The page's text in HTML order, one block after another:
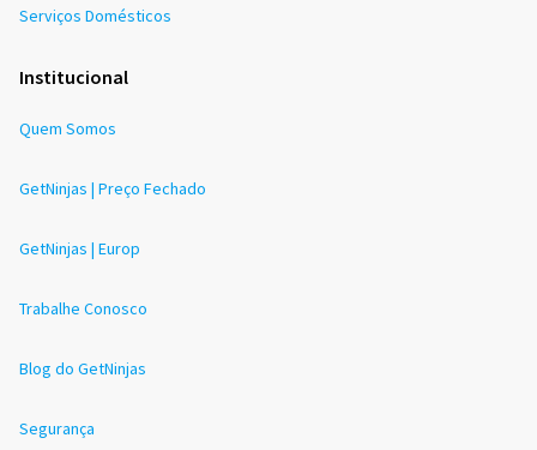
Serviços Domésticos
Institucional
Quem Somos
GetNinjas | Preço Fechado
GetNinjas | Europ
Trabalhe Conosco
Blog do GetNinjas
Segurança